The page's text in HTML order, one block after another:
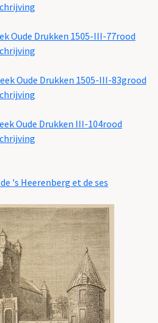
Oude Drukken 1505-III-77rood
Oude Drukken 1505-III-83grood
Oude Drukken III-104rood
's Heerenberg et de ses